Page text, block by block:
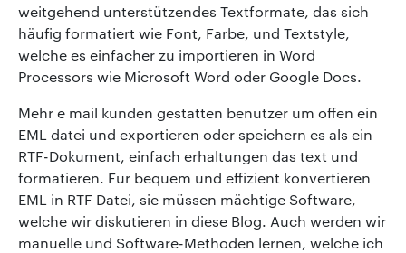
weitgehend unterstützendes Textformate, das sich
häufig formatiert wie Font, Farbe, und Textstyle,
welche es einfacher zu importieren in Word
Processors wie Microsoft Word oder Google Docs.
Mehr e mail kunden gestatten benutzer um offen ein
EML datei und exportieren oder speichern es als ein
RTF-Dokument, einfach erhaltungen das text und
formatieren. Fur bequem und effizient konvertieren
EML in RTF Datei, sie müssen mächtige Software,
welche wir diskutieren in diese Blog. Auch werden wir
manuelle und Software-Methoden lernen, welche ich